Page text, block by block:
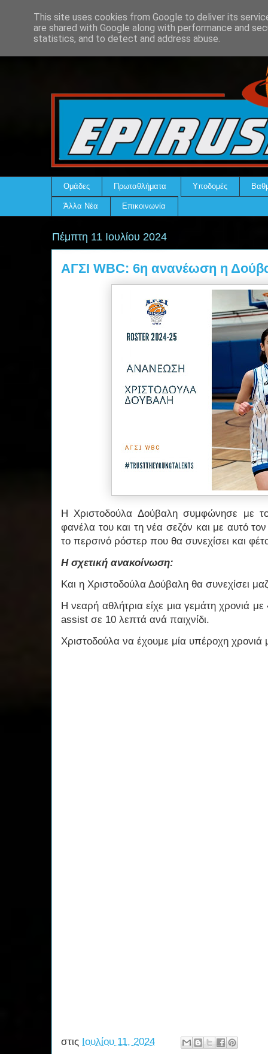
Ομάδες Πρωταθλήματα Υποδομές
Άλλα Νέα Επικοινωνία
Πέμπτη 11 Ιουλίου 2024
ΑΓΣΙ WBC: 6η ανανέωση η
Η Χριστοδούλα Δούβαλη συμφώνησε με
φανέλα του και τη νέα σεζόν και με αυτό
το περσινό ρόστερ που θα συνεχίσει και
Η σχετική ανακοίνωση:
Και η Χριστοδούλα Δούβαλη θα συνεχίσει
Η νεαρή αθλήτρια είχε μια γεμάτη χρονιά
assist σε 10 λεπτά ανά παιχνίδι.
Χριστοδούλα να έχουμε μία υπέροχη χρονιά
στις Ιουλίου 11, 2024
This site uses cookies from Google to deliver its
are shared with Google along with performance and
statistics, and to detect and address abuse.